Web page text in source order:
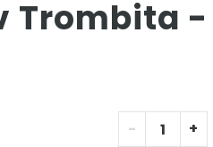
Trombita
- +